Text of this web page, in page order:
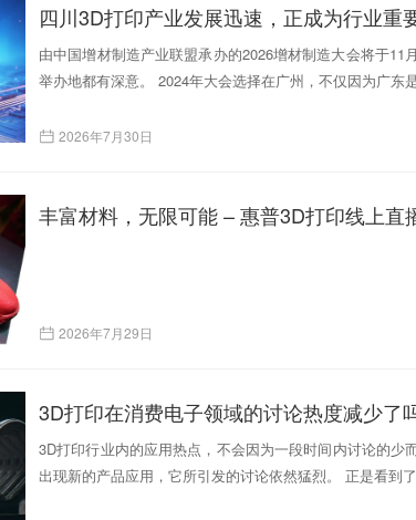
四川3D打印产业发展迅速，正成为行业重
由中国增材制造产业联盟承办的2026增材制造大会将于11
举办地都有深意。 2024年大会选择在广州，不仅因为广东
2026年7月30日
丰富材料，无限可能 – 惠普3D打印线上直
2026年7月29日
3D打印在消费电子领域的讨论热度减少了
3D打印行业内的应用热点，不会因为一段时间内讨论的少
出现新的产品应用，它所引发的讨论依然猛烈。 正是看到